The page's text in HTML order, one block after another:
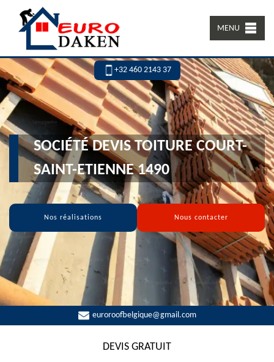
MENU
+32 460 2143 37
SOCIÉTÉ DEVIS TOITURE COURT-
SAINT-ETIENNE 1490
Nos réalisations Nous contacter
euroroofbelgique@gmail.com
DEVIS GRATUIT